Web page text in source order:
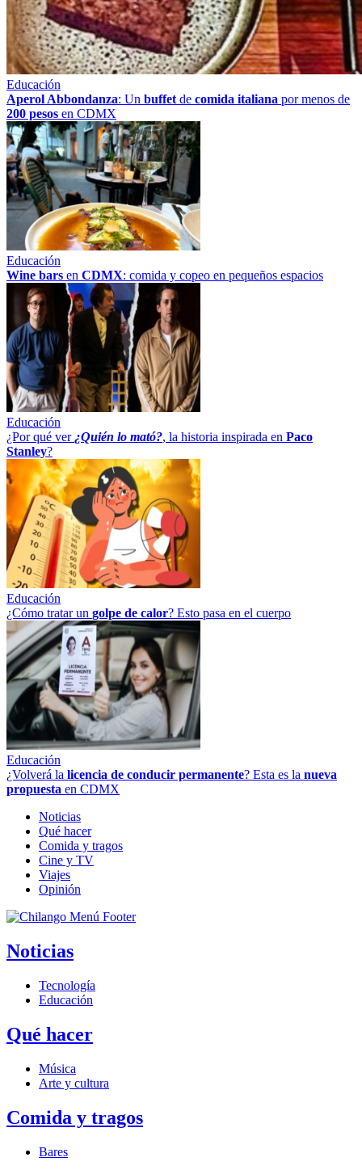
Educación
Aperol Abbondanza: Un buffet de comida italiana por menos de
200 pesos en CDMX
Educación
Wine bars en CDMX: comida y copeo en pequeños espacios
Educación
¿Por qué ver ¿Quién lo mató?, la historia inspirada en Paco
Stanley?
Educación
¿Cómo tratar un golpe de calor? Esto pasa en el cuerpo
Educación
¿Volverá la licencia de conducir permanente? Esta es la nueva
propuesta en CDMX
Noticias
Qué hacer
Comida y tragos
Cine y TV
Viajes
Opinión
Noticias
Tecnología
Educación
Qué hacer
Música
Arte y cultura
Comida y tragos
Bares